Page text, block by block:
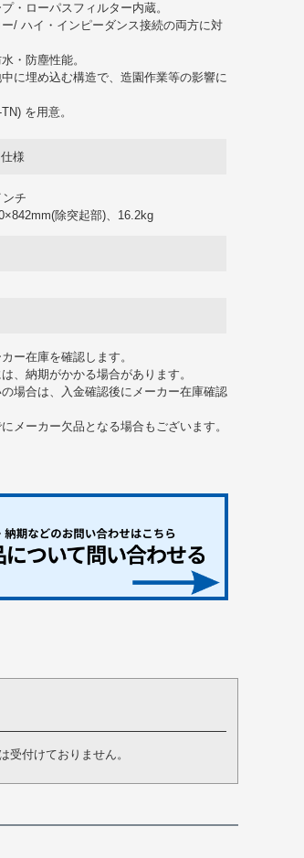
・ローパスフィルター内蔵。
ー/ ハイ・インピーダンス接続の両方に対
・防塵性能。
に埋め込む構造で、造園作業等の影響に
を用意。
様
ンチ
除突起部)、16.2kg
ー在庫を確認します。
、納期がかかる場合があります。
場合は、入金確認後にメーカー在庫確認
メーカー欠品となる場合もございます。
付けておりません。